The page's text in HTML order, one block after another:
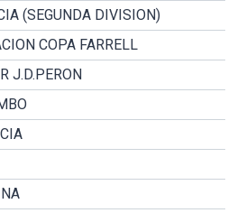
(SEGUNDA DIVISION)
COPA FARRELL
J.D.PERON